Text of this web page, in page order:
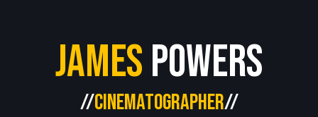
JamesPowers
//CINEMATOGRAPHER//